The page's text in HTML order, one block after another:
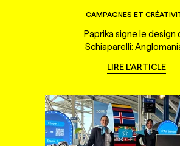
CAMPAGNES ET
Paprika signe le design
Schiaparelli:
LIRE L'ARTICLE